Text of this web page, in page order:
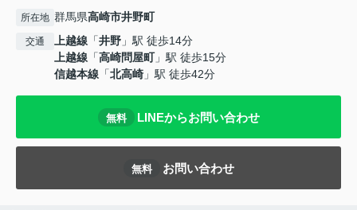
所在地 群馬県高崎市井野町
交通 上越線 「井野 」駅 徒歩14分
上越線 「高崎問屋町」駅 徒歩15分
信越本線 「北高崎 」駅 徒歩42分
無料 LINEからお問い合わせ
無料 お問い合わせ